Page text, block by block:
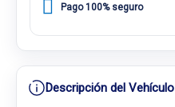
Pago 100% seguro
Descripción del Vehículo